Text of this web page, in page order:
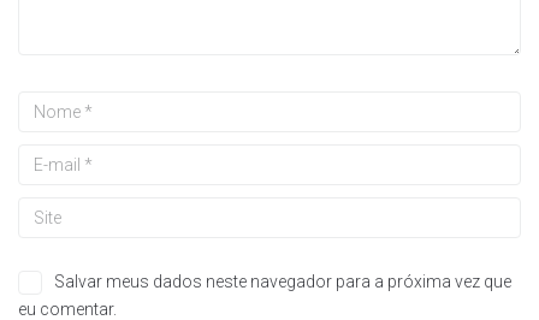
Salvar meus dados neste navegador para a próxima vez que
eu comentar.